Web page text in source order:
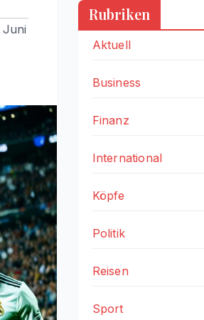
Juni
Rubriken
Aktuell
Business
Finanz
International
Köpfe
Politik
Reisen
Sport